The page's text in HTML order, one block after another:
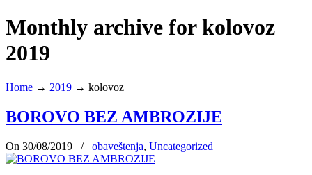
Monthly archive for kolovoz
2019
Home → 2019 → kolovoz
BOROVO BEZ AMBROZIJE
On 30/08/2019 / obaveštenja, Uncategorized